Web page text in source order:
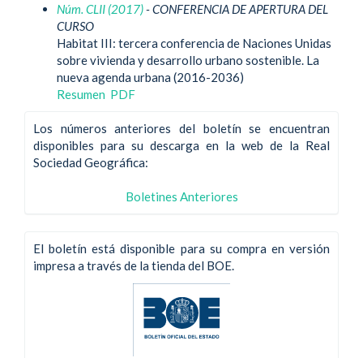
Navegación
principal
Contenido
principal
Barra
lateral
Núm. CLII (2017)- CONFERENCIA DE APERTURA DEL
CURSO
Habitat III: tercera conferencia de Naciones Unidas
sobre vivienda y desarrollo urbano sostenible. La
nueva agenda urbana (2016-2036)
Resumen PDF
Los números anteriores del boletín se encuentran
disponibles para su descarga en la web de la Real
Sociedad Geográfica:
Boletines Anteriores
El boletín está disponible para su compra en versión
impresa a través de la tienda del BOE.